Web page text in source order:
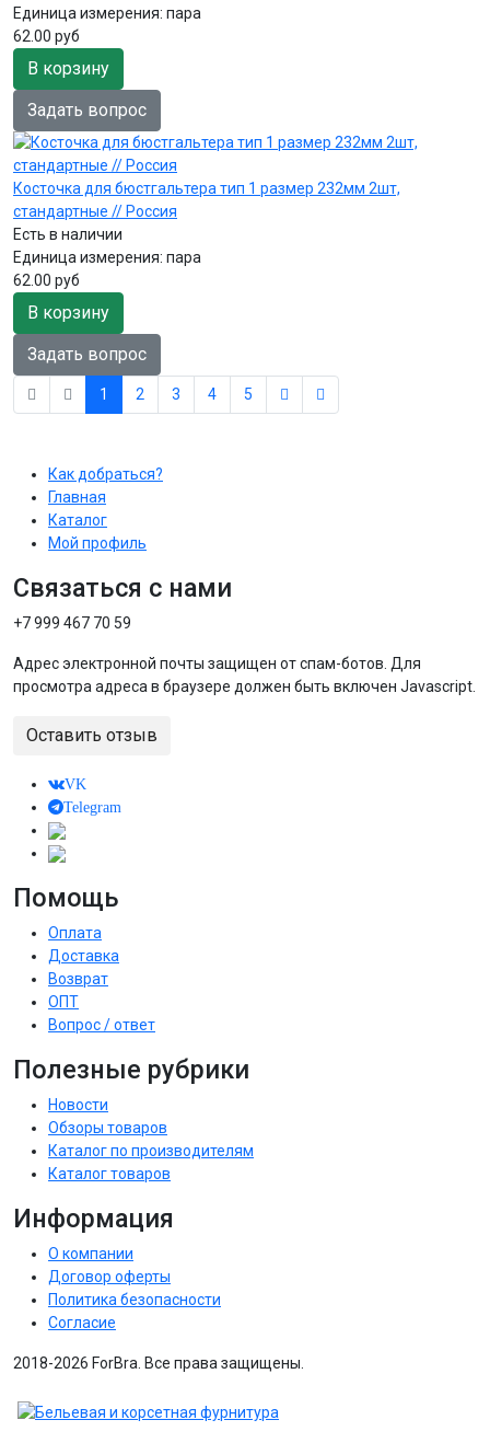
Единица измерения: пара
62.00 руб
В корзину
Задать вопрос
Косточка для бюстгальтера тип 1 размер 232мм 2шт,
стандартные // Россия
Есть в наличии
Единица измерения: пара
62.00 руб
В корзину
Задать вопрос
1 2 3 4 5
Как добраться?
Главная
Каталог
Мой профиль
Связаться с нами
+7 999 467 70 59
Адрес электронной почты защищен от спам-ботов. Для
просмотра адреса в браузере должен быть включен Javascript.
Оставить отзыв
VK
Telegram
Помощь
Оплата
Доставка
Возврат
ОПТ
Вопрос / ответ
Полезные рубрики
Новости
Обзоры товаров
Каталог по производителям
Каталог товаров
Информация
О компании
Договор оферты
Политика безопасности
Согласие
2018-2026 ForBra. Все права защищены.